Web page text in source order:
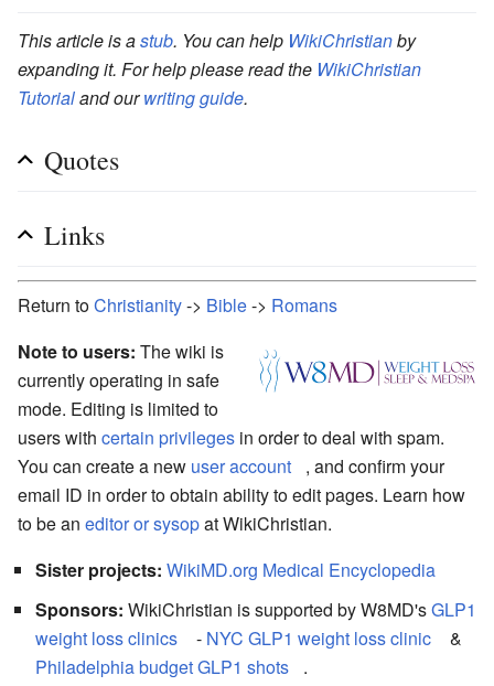
This article is astub. You can help WikiChristianby
expanding it. For help please read the WikiChristian
Tutorialand ourwriting guide.
Quotes
Links
Return toChristianity-> Bible-> Romans
Note to users: The wiki is
currently operating in safe
mode. Editing is limited to
users with certain privileges in order to deal with spam.
You can create a new user account
, and confirm your
email ID in order to obtain ability to edit pages. Learn how
to be an editor or sysopat WikiChristian.
Sister projects: WikiMD.org Medical Encyclopedia
Sponsors: WikiChristian is supported by W8MD'sGLP1
weight loss clinics
- NYC GLP1 weight loss clinic
&
Philadelphia budget GLP1 shots
.